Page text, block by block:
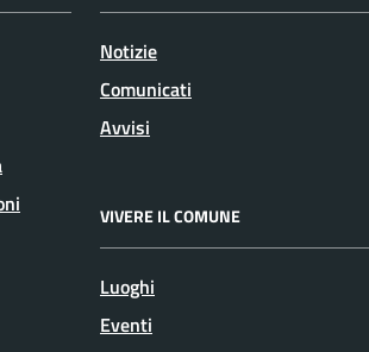
Notizie
Comunicati
Avvisi
VIVERE IL COMUNE
Luoghi
Eventi